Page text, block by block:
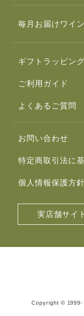
毎月お届けワイ
ギフトラッピング
ご利用ガイド
よくあるご質問
お問い合わせ
特定商取引法に
個人情報保護方針
実店舗サイト
Copyright © 1999-